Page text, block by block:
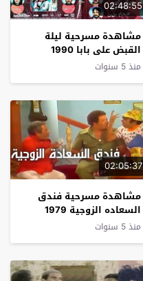
02:48:55
مشاهدة مسرحية ليلة
القبض على بابا 1990
منذ 5 سنوات
02:05:37
مشاهدة مسرحية فندق
السعاده الزوجية 1979
منذ 5 سنوات